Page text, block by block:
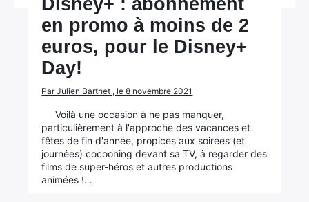
Disney+ : abonnement
en promo à moins de 2
euros, pour le Disney+
Day!
Par Julien Barthet , le 8 novembre 2021
Voilà une occasion à ne pas manquer,
particulièrement à l'approche des vacances et
fêtes de fin d'année, propices aux soirées (et
journées) cocooning devant sa TV, à regarder des
films de super-héros et autres productions
animées !…